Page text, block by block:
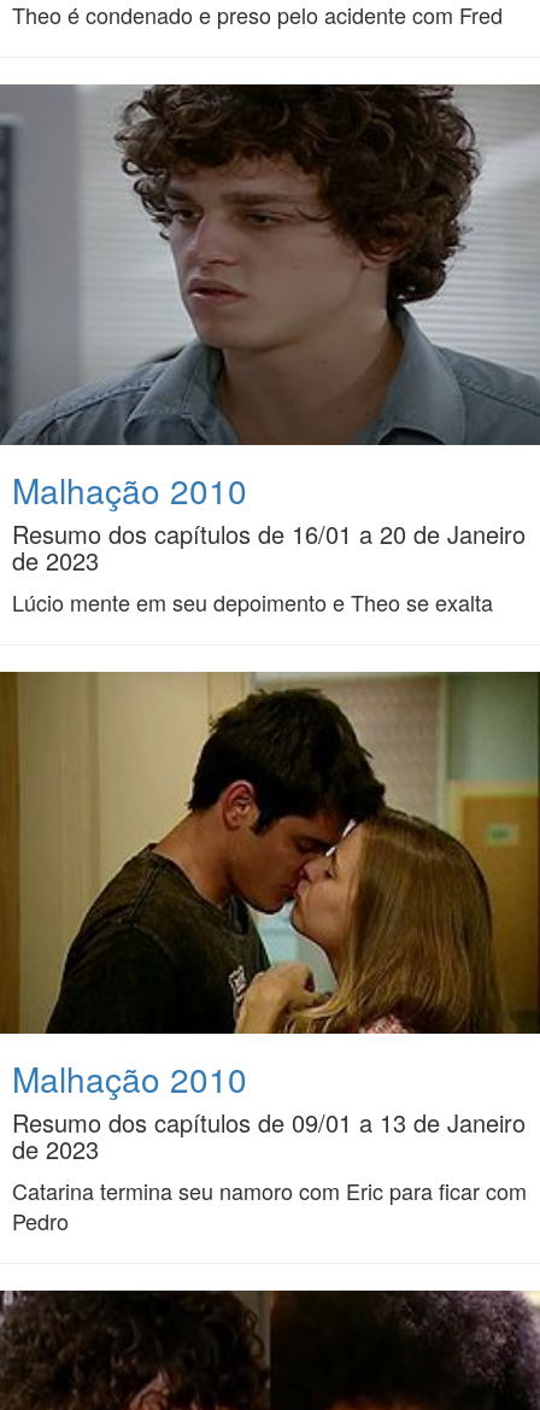
Theo é condenado e preso pelo acidente com Fred
Malhação 2010
Resumo dos capítulos de 16/01 a 20 de Janeiro
de 2023
Lúcio mente em seu depoimento e Theo se exalta
Malhação 2010
Resumo dos capítulos de 09/01 a 13 de Janeiro
de 2023
Catarina termina seu namoro com Eric para ficar com
Pedro